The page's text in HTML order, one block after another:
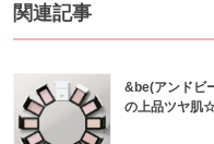
関連記事
&be(アンドビ
の上品ツヤ肌